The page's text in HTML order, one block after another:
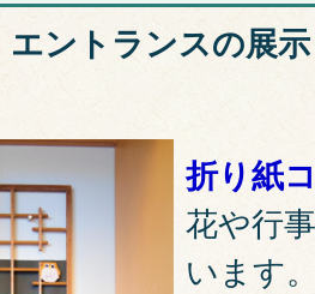
エントランスの展
折り紙
花や行
います